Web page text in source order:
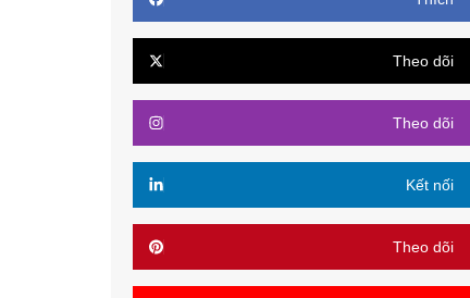
Theo dõi
Theo dõi
Kết nối
Theo dõi